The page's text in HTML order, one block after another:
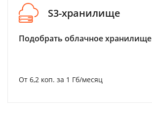
S3-хранилище
Подобрать облачное хранилище
От 6,2 коп. за 1 Гб/месяц